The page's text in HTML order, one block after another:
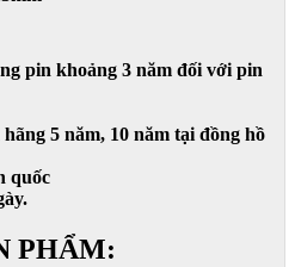
pin khoảng 3 năm đối với pin
5 năm, 10 năm tại đồng hồ
quốc
PHẨM: